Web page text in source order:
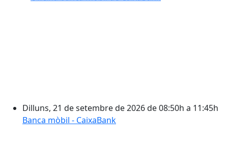
Dilluns, 21 de setembre de 2026 de 08:50h a 11:45h
Banca mòbil - CaixaBank